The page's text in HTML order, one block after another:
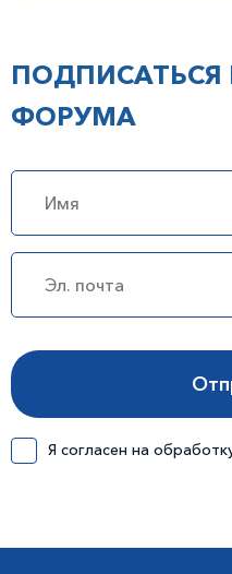
ПОДПИСАТЬСЯ
ФОРУМА
Я согласен на